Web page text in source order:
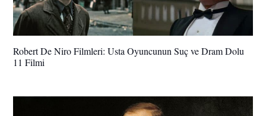
Robert De Niro Filmleri: Usta Oyuncunun Suç ve Dram Dolu
11 Filmi